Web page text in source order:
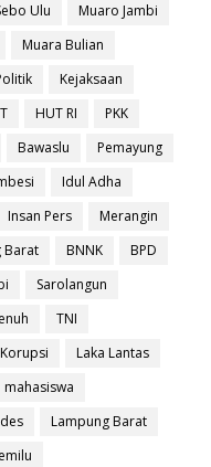
Ulu
Muaro Jambi
Muara Bulian
Kejaksaan
HUT RI
PKK
Bawaslu
Pemayung
Idul Adha
Insan Pers
Merangin
Barat BNNK
BPD
Sarolangun
TNI
Korupsi
Laka Lantas
mahasiswa
Lampung Barat